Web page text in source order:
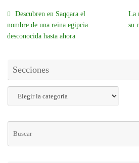
Descubren en Saqqara el
nombre de una reina egipcia
desconocida hasta ahora
La
su
Secciones